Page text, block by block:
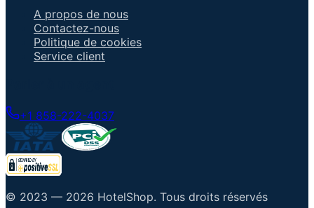
A propos de nous
Contactez-nous
Politique de cookies
Service client
+1 858-222-4037
© 2023 — 2026 HotelShop. Tous droits réservés